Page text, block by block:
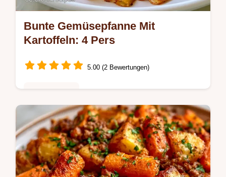
Bunte Gemüsepfanne Mit
Kartoffeln: 4 Pers
5.00 (2 Bewertungen)
Goldbraune Kartoffeln treffen auf bissfestes
Gemüse in dieser Bunte Gemüsepfanne Mit
Kartoffeln. Erfahren Sie, warum die
Reihenfolge hier alles ausmacht.